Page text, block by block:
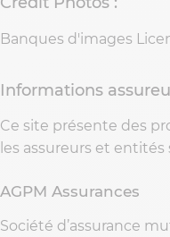
Banques d'images
Informations
Ce site présente des
les assureurs et entités
AGPM Assurances
Société d’assurance